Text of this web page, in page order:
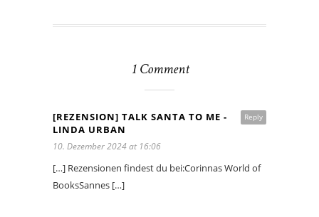
1 Comment
Reply
[REZENSION] TALK SANTA TO ME -
LINDA URBAN
10. Dezember 2024 at 16:06
[…] Rezensionen findest du bei:Corinnas World of
BooksSannes […]